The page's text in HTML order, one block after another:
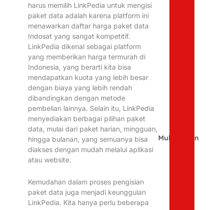
harus memilih LinkPedia untuk mengisi
paket data adalah karena platform ini
menawarkan daftar harga paket data
Indosat yang sangat kompetitif.
LinkPedia dikenal sebagai platform
yang memberikan harga termurah di
Indonesia, yang berarti kita bisa
mendapatkan kuota yang lebih besar
dengan biaya yang lebih rendah
dibandingkan dengan metode
pembelian lainnya. Selain itu, LinkPedia
menyediakan berbagai pilihan paket
data, mulai dari paket harian, mingguan,
hingga bulanan, yang semuanya bisa
diakses dengan mudah melalui aplikasi
atau website.
Kemudahan dalam proses pengisian
paket data juga menjadi keunggulan
LinkPedia. Kita hanya perlu beberapa
Muhibbudin